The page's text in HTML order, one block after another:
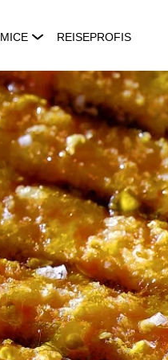
MICE REISEPROFIS